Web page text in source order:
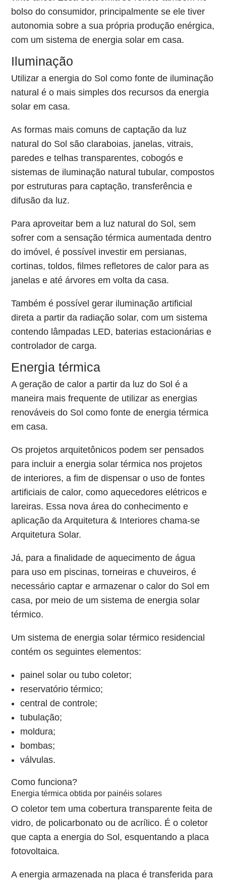
bolso do consumidor, principalmente se ele tiver
autonomia sobre a sua própria produção enérgica,
com um sistema de energia solar em casa.
Iluminação
Utilizar a energia do Sol como fonte de iluminação
natural é o mais simples dos recursos da energia
solar em casa.
As formas mais comuns de captação da luz
natural do Sol são claraboias, janelas, vitrais,
paredes e telhas transparentes, cobogós e
sistemas de iluminação natural tubular, compostos
por estruturas para captação, transferência e
difusão da luz.
Para aproveitar bem a luz natural do Sol, sem
sofrer com a sensação térmica aumentada dentro
do imóvel, é possível investir em persianas,
cortinas, toldos, filmes refletores de calor para as
janelas e até árvores em volta da casa.
Também é possível gerar iluminação artificial
direta a partir da radiação solar, com um sistema
contendo lâmpadas LED, baterias estacionárias e
controlador de carga.
Energia térmica
A geração de calor a partir da luz do Sol é a
maneira mais frequente de utilizar as energias
renováveis do Sol como fonte de energia térmica
em casa.
Os projetos arquitetônicos podem ser pensados
para incluir a energia solar térmica nos projetos
de interiores, a fim de dispensar o uso de fontes
artificiais de calor, como aquecedores elétricos e
lareiras. Essa nova área do conhecimento e
aplicação da Arquitetura & Interiores chama-se
Arquitetura Solar.
Já, para a finalidade de aquecimento de água
para uso em piscinas, torneiras e chuveiros, é
necessário captar e armazenar o calor do Sol em
casa, por meio de um sistema de energia solar
térmico.
Um sistema de energia solar térmico residencial
contém os seguintes elementos:
painel solar ou tubo coletor;
reservatório térmico;
central de controle;
tubulação;
moldura;
bombas;
válvulas.
Como funciona?
Energia térmica obtida por painéis solares
O coletor tem uma cobertura transparente feita de
vidro, de policarbonato ou de acrílico. É o coletor
que capta a energia do Sol, esquentando a placa
fotovoltaica.
A energia armazenada na placa é transferida para